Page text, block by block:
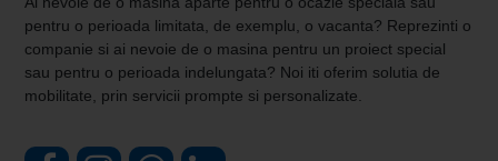
pentru o perioada limitata, de exemplu, o vacanta? Reprezinti o
companie si ai nevoie de o masina pentru un proiect special
sau pentru o perioada indelungata? Noi iti oferim solutia de
mobilitate, prin servicii prompte si personalizate.